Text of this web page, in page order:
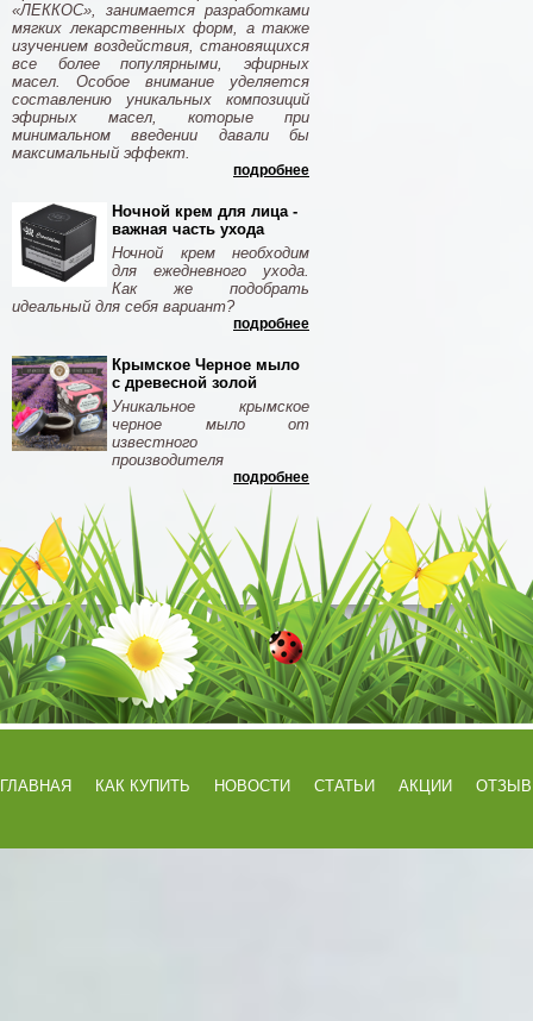
«ЛЕККОС», занимается разработками
мягких лекарственных форм, а также
изучением воздействия, становящихся
все более популярными, эфирных
масел. Особое внимание уделяется
составлению уникальных композиций
эфирных масел, которые при
минимальном введении давали бы
максимальный эффект.
подробнее
Ночной крем для лица -
важная часть ухода
Ночной крем необходим
для ежедневного ухода.
Как же подобрать
идеальный для себя вариант?
подробнее
Крымское Черное мыло
с древесной золой
Уникальное крымское
черное мыло от
известного
производителя
подробнее
ГЛАВНАЯ КАК КУПИТЬ НОВОСТИ СТАТЬИ АКЦИИ